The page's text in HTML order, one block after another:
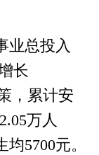
总投入
长
，累计安
万人
5700元。